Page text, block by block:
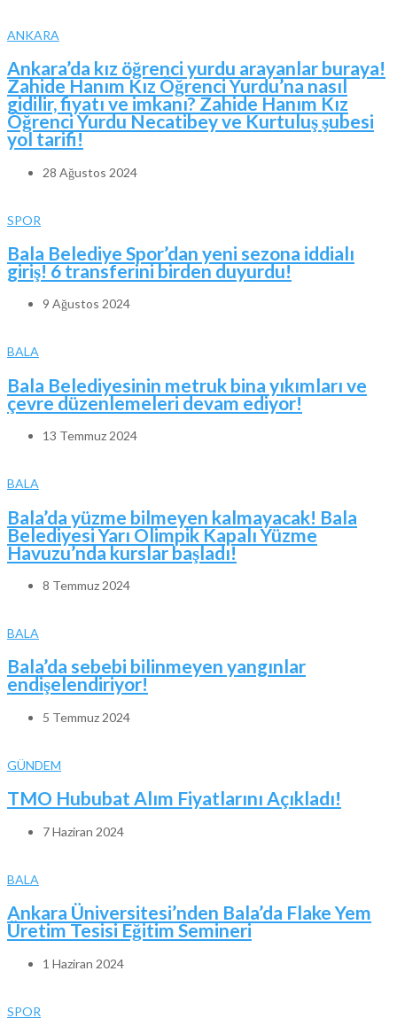
ANKARA
Ankara’da kız öğrenci yurdu arayanlar buraya!
Zahide Hanım Kız Öğrenci Yurdu’na nasıl
gidilir, fiyatı ve imkanı? Zahide Hanım Kız
Öğrenci Yurdu Necatibey ve Kurtuluş şubesi
yol tarifi!
28 Ağustos 2024
SPOR
Bala Belediye Spor’dan yeni sezona iddialı
giriş! 6 transferini birden duyurdu!
9 Ağustos 2024
BALA
Bala Belediyesinin metruk bina yıkımları ve
çevre düzenlemeleri devam ediyor!
13 Temmuz 2024
BALA
Bala’da yüzme bilmeyen kalmayacak! Bala
Belediyesi Yarı Olimpik Kapalı Yüzme
Havuzu’nda kurslar başladı!
8 Temmuz 2024
BALA
Bala’da sebebi bilinmeyen yangınlar
endişelendiriyor!
5 Temmuz 2024
GÜNDEM
TMO Hububat Alım Fiyatlarını Açıkladı!
7 Haziran 2024
BALA
Ankara Üniversitesi’nden Bala’da Flake Yem
Üretim Tesisi Eğitim Semineri
1 Haziran 2024
SPOR